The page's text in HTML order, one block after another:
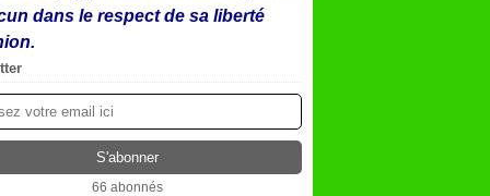
dans le respect de sa liberté
66 abonnés